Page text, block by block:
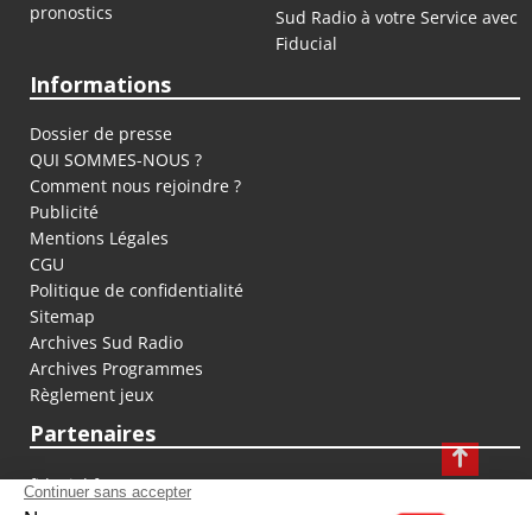
pronostics
Sud Radio à votre Service avec
Fiducial
Informations
Dossier de presse
QUI SOMMES-NOUS ?
Comment nous rejoindre ?
Publicité
Mentions Légales
CGU
Politique de confidentialité
Sitemap
Archives Sud Radio
Archives Programmes
Règlement jeux
Partenaires
fiducial.fr